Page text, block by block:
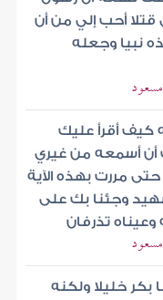
قتلا أحب إلي من أن
نبيا وجعله
كيف أقرأ عليك
أن أسمعه من غيري
مررت بهذه الآية
وجئنا بك على
تذرفان
بكر خليلا ولكنه